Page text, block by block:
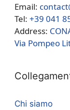
Email:
Tel: +39 041
Address:
Via Pompeo
Chi siamo